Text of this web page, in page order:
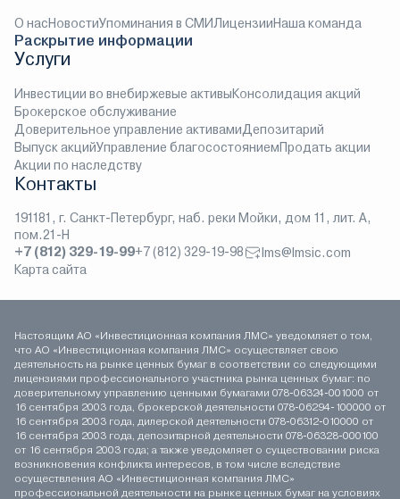
О насНовостиУпоминания в СМИЛицензииНаша команда
Раскрытие информации
Услуги
Инвестиции во внебиржевые активыКонсолидация акций
Брокерское обслуживание
Доверительное управление активамиДепозитарий
Выпуск акцийУправление благосостояниемПродать акции
Акции по наследству
Контакты
191181, г. Санкт-Петербург, наб. реки Мойки, дом 11, лит. А,
пом.21-Н
+7 (812) 329-19-99+7 (812) 329-19-98
lms@lmsic.com
Карта сайта
Настоящим АО «Инвестиционная компания ЛМС» уведомляет о том,
что АО «Инвестиционная компания ЛМС» осуществляет свою
деятельность на рынке ценных бумаг в соответствии со следующими
лицензиями профессионального участника рынка ценных бумаг: по
доверительному управлению ценными бумагами 078-06324-001000 от
16 сентября 2003 года, брокерской деятельности 078-06294-100000 от
16 сентября 2003 года, дилерской деятельности 078-06312-010000 от
16 сентября 2003 года, депозитарной деятельности 078-06328-000100
от 16 сентября 2003 года; а также уведомляет о существовании риска
возникновения конфликта интересов, в том числе вследствие
осуществления АО «Инвестиционная компания ЛМС»
профессиональной деятельности на рынке ценных бумаг на условиях